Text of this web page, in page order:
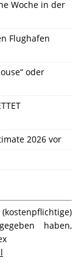
Woche in der
Flughafen
oder
2026 vor
haben,